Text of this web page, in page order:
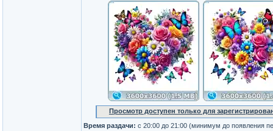
Просмотр доступен только для
Время раздачи: с 20:00 до 21:00 (минимум до появления